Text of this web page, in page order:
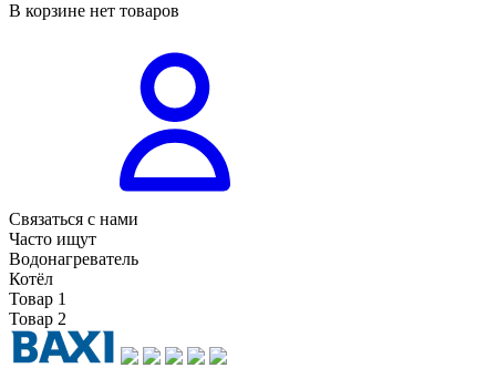
В корзине нет товаров
Связаться с нами
Часто ищут
Водонагреватель
Котёл
Товар 1
Товар 2